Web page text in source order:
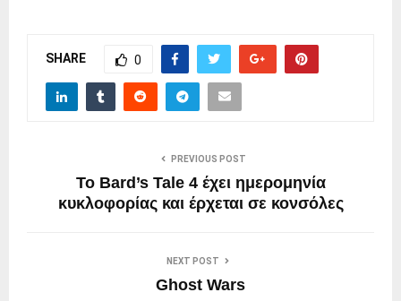
SHARE 0
PREVIOUS POST
Το Bard’s Tale 4 έχει ημερομηνία
κυκλοφορίας και έρχεται σε κονσόλες
NEXT POST
Ghost Wars